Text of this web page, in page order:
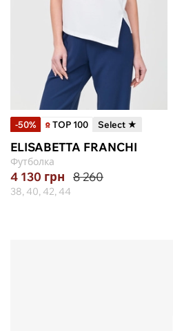
-50% TOP 100 Select ★
ELISABETTA FRANCHI
Футболка
4 130 грн 8 260
38, 40, 42, 44